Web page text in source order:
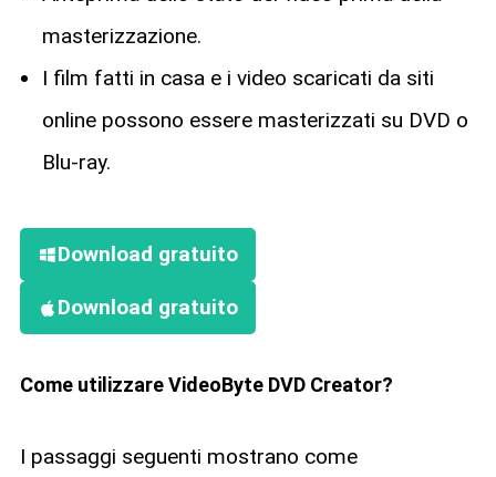
masterizzazione.
I film fatti in casa e i video scaricati da siti
online possono essere masterizzati su DVD o
Blu-ray.
Download gratuito
Download gratuito
Come utilizzare VideoByte DVD Creator?
I passaggi seguenti mostrano come